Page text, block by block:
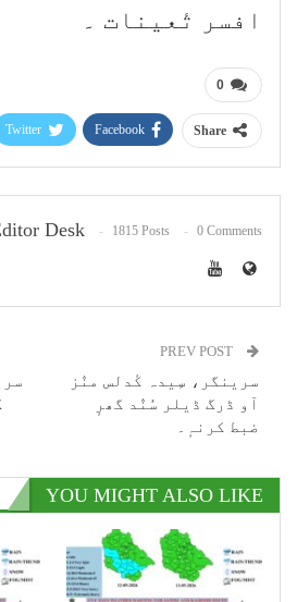
افسر تٔعینات ۔
0
Share
Facebook
Twitter
Desk 1815 Posts 0 Comments
سرینگر، سِیدہ کٔدلس منٛز
آو ڈرگ ڈیلر سُنٛد گھرٕ
ضبط کرنہٕ۔
YOU MIGHT ALSO LIKE